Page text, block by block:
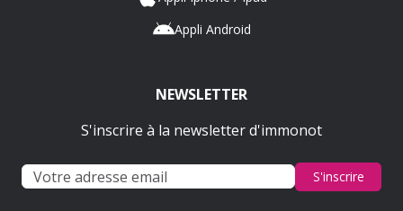
Appli Android
NEWSLETTER
S'inscrire à la newsletter d'immonot
S'inscrire